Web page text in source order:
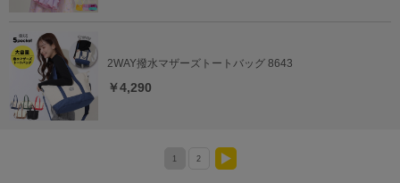
2WAY撥水マザーズトートバッグ 8643
￥4,290
1 2